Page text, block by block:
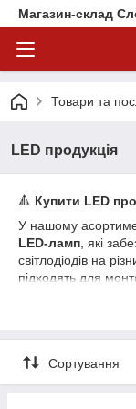
Магазин-склад
Товари та
LED продукція
🔺 Купити LED
У нашому
LED-ламп , які
світлодіодів на
підходять для
✅Матеріали—
корозії, з
Сортування